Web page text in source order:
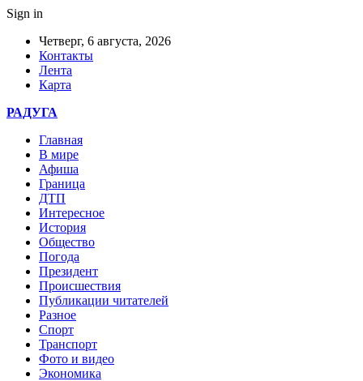
Sign in
Четверг, 6 августа, 2026
Контакты
Лента
Карта
РАДУГА
Главная
В мире
Афиша
Граница
ДТП
Интересное
История
Общество
Погода
Президент
Происшествия
Публикации читателей
Разное
Спорт
Транспорт
Фото и видео
Экономика